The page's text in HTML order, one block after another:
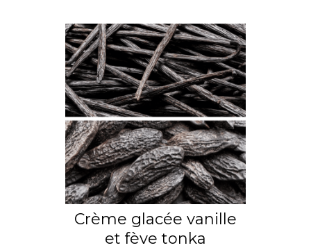
Crème glacée vanille
et fève tonka